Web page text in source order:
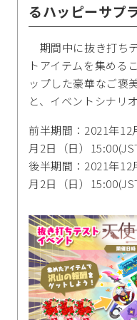
るハッピーサプ
期間中に抜き打ち
トアイテムを集める
ップした豪華なご褒
と、イベントシナリ
前半期間：2021年12
月2日（日）
後半期間：2021年12
月2日（日）